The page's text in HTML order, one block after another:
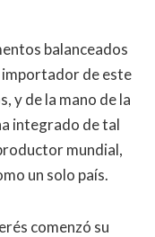
balanceados
importador de este
y de la mano de la
integrado de tal
mundial,
un solo país.
comenzó su